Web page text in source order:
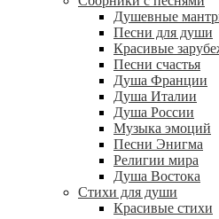
Душевные
Песни для души
Красивые
Песни счастья
Душа Франции
Душа Италии
Душа России
Музыка эмоций
Песни Энигма
Религии мира
Душа Востока
Стихи для души
Красивые стихи